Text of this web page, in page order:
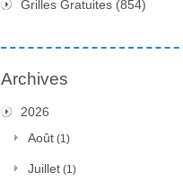
Grilles Gratuites (854)
Archives
2026
Août (1)
Juillet (1)